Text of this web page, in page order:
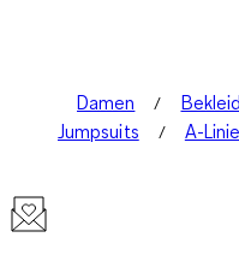
Damen
Jumpsuits
A-